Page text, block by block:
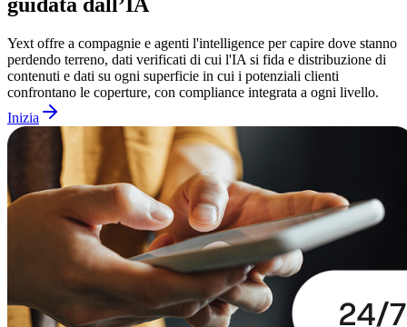
Yext offre a compagnie e agenti l'intelligence per capire dove stanno
perdendo terreno, dati verificati di cui l'IA si fida e distribuzione di
contenuti e dati su ogni superficie in cui i potenziali clienti
confrontano le coperture, con compliance integrata a ogni livello.
Inizia